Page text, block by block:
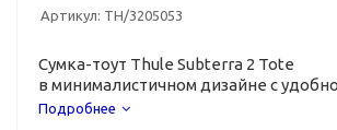
Артикул: TH/3205053
Сумка-тоут Thule Subterra 2 Tote
в минималистичном дизайне с
регулируемой конструкцией.
Подробнее